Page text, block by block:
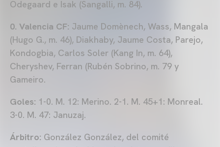
Odegaard e Isak (Sangalli, m. 84).
0. Valencia CF: Jaume Domènech, Wass, Mangala
(Hugo G., m. 46), Diakhaby, Jaume Costa, Parejo,
Kondogbia, Carlos Soler (Kang In, m. 64),
Cheryshev, Ferran (Rubén Sobrino, m. 79 y
Gameiro.
Goles: 1-0. M. 12: Merino. 2-1. M. 45+1: Monreal.
3-0. M. 47: Januzaj.
Árbitro: González González, del comité